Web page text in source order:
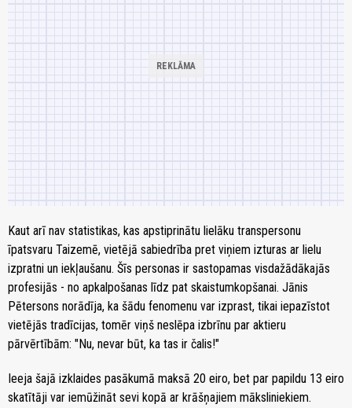
Kaut arī nav statistikas, kas apstiprinātu lielāku transpersonu
īpatsvaru Taizemē, vietējā sabiedrība pret viņiem izturas ar lielu
izpratni un iekļaušanu. Šīs personas ir sastopamas visdažādākajās
profesijās - no apkalpošanas līdz pat skaistumkopšanai. Jānis
Pētersons norādīja, ka šādu fenomenu var izprast, tikai iepazīstot
vietējās tradīcijas, tomēr viņš neslēpa izbrīnu par aktieru
pārvērtībām: "Nu, nevar būt, ka tas ir čalis!"
Ieeja šajā izklaides pasākumā maksā 20 eiro, bet par papildu 13 eiro
skatītāji var iemūžināt sevi kopā ar krāšņajiem māksliniekiem.